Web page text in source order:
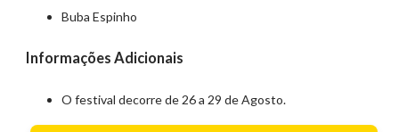
Buba Espinho
Informações Adicionais
O festival decorre de 26 a 29 de Agosto.